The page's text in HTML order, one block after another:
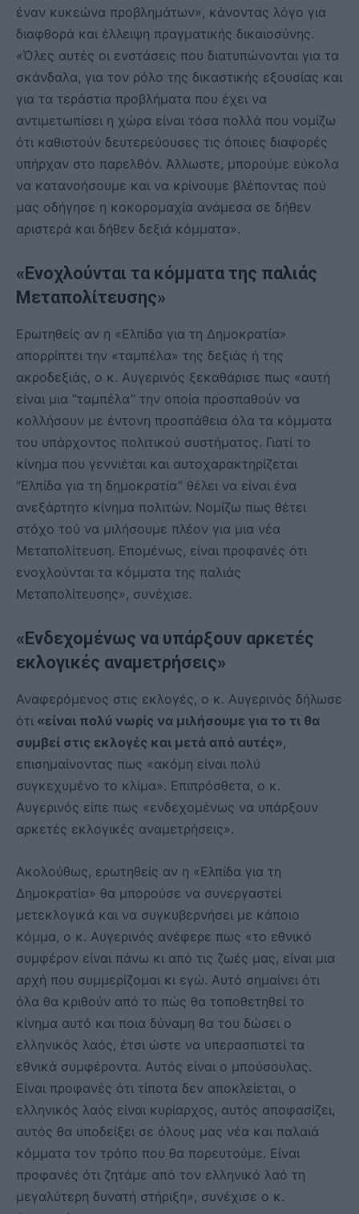
έναν κυκεώνα προβλημάτων», κάνοντας λόγο για
διαφθορά και έλλειψη πραγματικής δικαιοσύνης.
«Όλες αυτές οι ενστάσεις που διατυπώνονται για τα
σκάνδαλα, για τον ρόλο της δικαστικής εξουσίας και
για τα τεράστια προβλήματα που έχει να
αντιμετωπίσει η χώρα είναι τόσα πολλά που νομίζω
ότι καθιστούν δευτερεύουσες τις όποιες διαφορές
υπήρχαν στο παρελθόν. Άλλωστε, μπορούμε εύκολα
να κατανοήσουμε και να κρίνουμε βλέποντας πού
μας οδήγησε η κοκορομαχία ανάμεσα σε δήθεν
αριστερά και δήθεν δεξιά κόμματα».
«Ενοχλούνται τα κόμματα της παλιάς
Μεταπολίτευσης»
Ερωτηθείς αν η «Ελπίδα για τη Δημοκρατία»
απορρίπτει την «ταμπέλα» της δεξιάς ή της
ακροδεξιάς, ο κ. Αυγερινός ξεκαθάρισε πως «αυτή
είναι μια “ταμπέλα” την οποία προσπαθούν να
κολλήσουν με έντονη προσπάθεια όλα τα κόμματα
του υπάρχοντος πολιτικού συστήματος. Γιατί το
κίνημα που γεννιέται και αυτοχαρακτηρίζεται
“Ελπίδα για τη δημοκρατία” θέλει να είναι ένα
ανεξάρτητο κίνημα πολιτών. Νομίζω πως θέτει
στόχο τού να μιλήσουμε πλέον για μια νέα
Μεταπολίτευση. Επομένως, είναι προφανές ότι
ενοχλούνται τα κόμματα της παλιάς
Μεταπολίτευσης», συνέχισε.
«Ενδεχομένως να υπάρξουν αρκετές
εκλογικές αναμετρήσεις»
Αναφερόμενος στις εκλογές, ο κ. Αυγερινός δήλωσε
ότι «είναι πολύ νωρίς να μιλήσουμε για το τι θα
συμβεί στις εκλογές και μετά από αυτές»,
επισημαίνοντας πως «ακόμη είναι πολύ
συγκεχυμένο το κλίμα». Επιπρόσθετα, ο κ.
Αυγερινός είπε πως «ενδεχομένως να υπάρξουν
αρκετές εκλογικές αναμετρήσεις».
Ακολούθως, ερωτηθείς αν η «Ελπίδα για τη
Δημοκρατία» θα μπορούσε να συνεργαστεί
μετεκλογικά και να συγκυβερνήσει με κάποιο
κόμμα, ο κ. Αυγερινός ανέφερε πως «το εθνικό
συμφέρον είναι πάνω κι από τις ζωές μας, είναι μια
αρχή που συμμερίζομαι κι εγώ. Αυτό σημαίνει ότι
όλα θα κριθούν από το πώς θα τοποθετηθεί το
κίνημα αυτό και ποια δύναμη θα του δώσει ο
ελληνικός λαός, έτσι ώστε να υπερασπιστεί τα
εθνικά συμφέροντα. Αυτός είναι ο μπούσουλας.
Είναι προφανές ότι τίποτα δεν αποκλείεται, ο
ελληνικός λαός είναι κυρίαρχος, αυτός αποφασίζει,
αυτός θα υποδείξει σε όλους μας νέα και παλαιά
κόμματα τον τρόπο που θα πορευτούμε. Είναι
προφανές ότι ζητάμε από τον ελληνικό λαό τη
μεγαλύτερη δυνατή στήριξη», συνέχισε ο κ.